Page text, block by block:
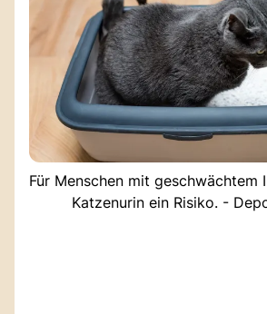
Für Menschen mit geschwächtem
Katzenurin ein Risiko. -